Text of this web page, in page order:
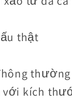
thật
thường
với kích